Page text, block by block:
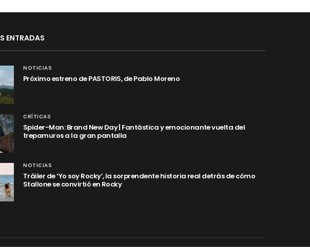
ENTRADAS
NOTICIAS
Próximo estreno de PASTORIS, de Pablo Moreno
CRÍTICAS
Spider-Man: Brand New Day | Fantástica y emocionante vuelta del
trepamuros a la gran pantalla
NOTICIAS
Tráiler de ‘Yo soy Rocky’, la sorprendente historia real detrás de cómo
Stallone se convirtió en Rocky